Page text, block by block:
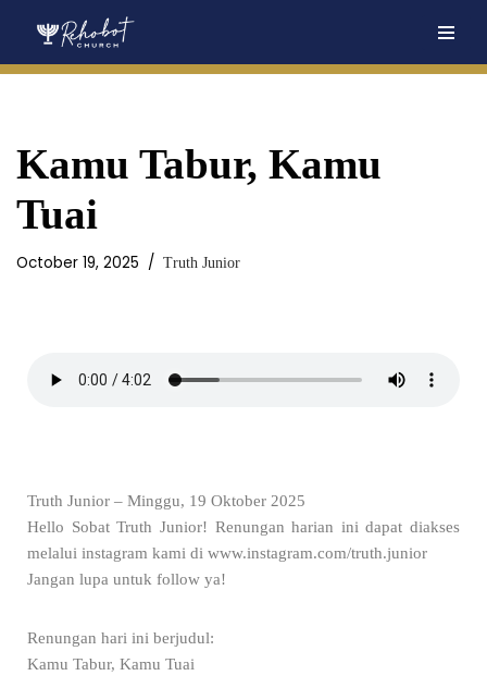
Kamu Tabur, Kamu
Tuai
October 19, 2025 Truth Junior
Truth Junior – Minggu, 19 Oktober 2025
Hello Sobat Truth Junior! Renungan harian ini dapat diakses
melalui instagram kami di www.instagram.com/truth.junior
Jangan lupa untuk follow ya!
Renungan hari ini berjudul:
Kamu Tabur, Kamu Tuai